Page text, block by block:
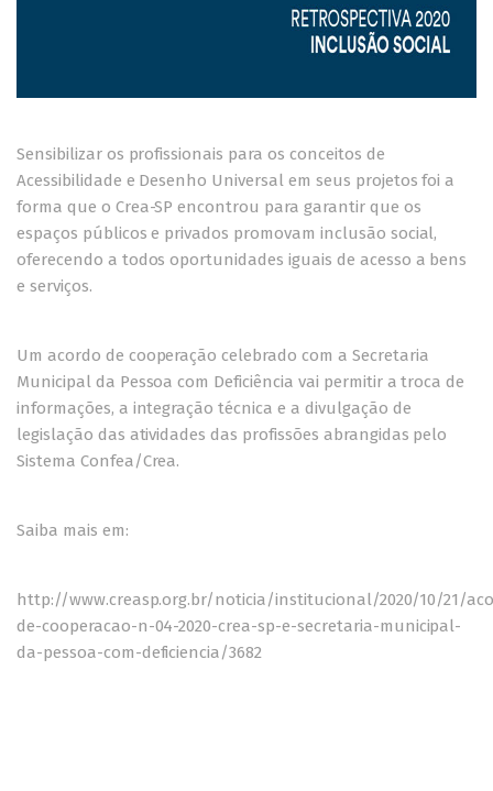
Sensibilizar os profissionais para os conceitos de
Acessibilidade e Desenho Universal em seus projetos foi a
forma que o Crea-SP encontrou para garantir que os
espaços públicos e privados promovam inclusão social,
oferecendo a todos oportunidades iguais de acesso a bens
e serviços.
Um acordo de cooperação celebrado com a Secretaria
Municipal da Pessoa com Deficiência vai permitir a troca de
informações, a integração técnica e a divulgação de
legislação das atividades das profissões abrangidas pelo
Sistema Confea/Crea.
Saiba mais em:
http://www.creasp.org.br/noticia/institucional/2020/10/21/
de-cooperacao-n-04-2020-crea-sp-e-secretaria-municipal-
da-pessoa-com-deficiencia/3682